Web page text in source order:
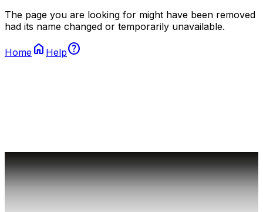
The page you are looking for might have been removed
had its name changed or temporarily unavailable.
Home home Helphelp